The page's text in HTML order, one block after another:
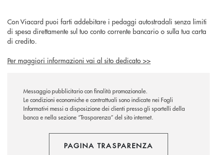
Con Viacard puoi farti addebitare i pedaggi autostradali senza limiti
di spesa direttamente sul tuo conto corrente bancario o sulla tua carta
di credito.
Per maggiori informazioni vai al sito dedicato >>
Messaggio pubblicitario con finalità promozionale.
Le condizioni economiche e contrattuali sono indicate nei Fogli
Informativi messi a disposizione dei clienti presso gli sportelli della
banca e nella sezione “Trasparenza” del sito internet.
PAGINA TRASPARENZA